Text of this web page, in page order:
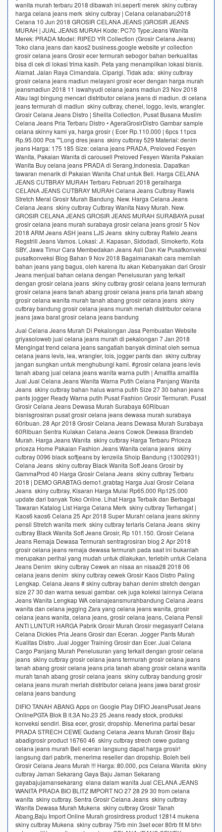
wanita murah terbaru 2018 dibawah ini.seperti merek skiny cutbray
harga celana jeans merk skiny cutbray | Celana celanabaru2018
Celana 10 Jun 2018 GROSIR CELANA JEANS |GROSIR JEANS
MURAH | JUAL JEANS MURAH Kode: PC70 Type:Jeans Wanita
Merek: PRADA Model: RIPED YR Collection (Grosir Celana Jeans)
Toko clana jeans dan kaos2 business.google website yr collection
grosir celana jeans Grosir ecer termurah sebogor bahan berkualitas
bisa di cek di lokasi trima kasih. Peta yang menampilkan lokasi bisnis.
Alamat. Jalan Raya Cimandala. Ciparigi. Tidak ada: skiny cutbray
grosir celana jeans madiun melayani grosir ecer dengan harga murah
jeansmadiun 2018 11 iswahyudi celana jeans madiun 23 Nov 2018
Atau lagi bingung mencari distributor celana jeans di madiun. di celana
jeans termurah di madiun skiny cutbray, chenel, loggo, levis, wrangler.
Grosir Celana Jeans Distro | Sheilla Collection, Pusat Busana Muslim
Celana Jeans Pria Terbaru Distro • AgeraGrosirDistro Gambar sample
celana skinny kami ya, harga grosir ( Ecer Rp.110.000 | 6pcs 11pcs
Rp.95.000 Pcs ""Long dres jeans skiny cutbray 529 Material: denim
jeans Harga: 175 185 Size: celana jeans PRADA, Preloved Fesyen
Wanita, Pakaian Wanita di carousell Preloved Fesyen Wanita Pakaian
Wanita Buy celana jeans PRADA di Serang,Indonesia. Dapatkan
tawaran menarik di Pakaian Wanita Chat untuk Beli. Harga CELANA
JEANS CUTBRAY MURAH Terbaru Februari 2018 geraiharga
CELANA JEANS CUTBRAY MURAH Celana Jeans Cutbray Rawis
Stretch Meral Grosir Murah Bandung. New. Harga Celana Jeans
Celana Jeans skiny cutbray Cutbray Wanita Navy Murah. New.
GROSIR CELANA JEANS GROSIR JEANS MURAH SURABAYA pusat
grosir celana jeans murah surabaya grosir celana jeans grosir 5 Nov
2018 ARM Jeans ASH jeans LJS Jeans skiny cutbray Rafelo Jeans
Regstrill Jeans Vamos. Lokasi: Jl. Kapasan, Sidodadi, Simokerto, Kota
SBY, Jawa Timur Cara Membedakan Jeans Asli Dan Kw Pusatkonveksi
pusatkonveksi Blog Bahan 9 Nov 2018 Bagaimanakah cara memilah
bahan jeans yang bagus, oleh karena itu akan Kebanyakan dari Grosir
Jeans menjual bahan celana dengan Penelusuran yang terkait
dengan grosir celana jeans skiny cutbray grosir celana jeans termurah
grosir celana jeans tanah abang grosir celana jeans pria tanah abang
grosir celana wanita murah tanah abang grosir celana jeans skiny
cutbray bandung grosir celana jeans murah meriah distributor celana
jeans jawa barat grosir celana jeans bandung
Jual Celana Jeans Murah Di Pekalongan Jasa Pembuatan Website
griyasoloweb jual celana jeans murah di pekalongan 7 Jan 2018
Mengingat trend celana jeans sangatlah banyak diminat oleh semua
celana jeans levis, lea, wrangler, lois, jogger pants dan skiny cutbray
jangan sungkan untuk menghubungi kami. #grosir celana jeans levis
tanah abang jual celana jeans wanita warna putih | Amalfila amalfila
Jual Jual Celana Jeans Wanita Warna Putih Celana Panjang Wanita
Jeans skiny cutbray bahan halus warna putih Size 27 30 bahan jeans
pants jogger Ready Warna putih Pusat Fashion Grosir Termurah. Pusat
Grosir Celana Jeans Dewasa Murah Surabaya 60Ribuan
bisnisgrosiran pusat grosir celana jeans dewasa murah surabaya
60ribuan. 28 Apr 2018 Grosir Celana Jeans Dewasa Murah Surabaya
60Ribuan Sentra Kulakan Celana Jeans Cowok Dewasa Brandeb
Murah. Harga Jeans Wanita skiny cutbray Harga Terbaru Priceza
priceza Home Pakaian Fashion Jeans Wanita celana jeans skiny
cutbray 0096 black softjeans by Ienzeila Shoip Bandung (13002931)
Celana Jeans skiny cutbray Black Wanita Soft Jeans Grosir by
GammaProd 40 Harga Grosir Celana Jeans skiny cutbray Terbaru
2018 | DEMO GRABTAG demo1.grabtag Harga Jual Grosir Celana
Jeans skiny cutbray, Kisaran Harga Mulai Rp65.000 Rp125.000
update dari banyak Toko Online. Lihat Harga Terbaik dan Berbagai
Tawaran Katalog List Harga Celana Merk skiny cutbray Terhangat |
Kaos6 kaos6 Celana 25 Apr 2018 Super Murah! celana jeans skinny
pensil Stretch wanita merk skiny cutbray terlaris Celana Jeans skiny
cutbray Black Wanita Soft Jeans Grosir, Rp 101.150. Grosir Celana
Jeans Remaja Dewasa Termurah sentragrosiran blog 2 Apr 2018
grosir celana jeans remaja dewasa termurah pada saat ini bukanlah
merupakan perihal yang mudah untuk dilakukan, terlebih untuk Celana
Jeans Denim skiny cutbray Cewek an nisaa an nisaa28 2018 06
celana jeans denim skiny cutbray cewek Grosir Kaos Distro Paling
Lengkap. Celana Jeans # skiny cutbray bahan denim stretch dengan
size 27 30 dan warna sesuai gambar. cek juga koleksi lainnya Celana
Jeans Wanita Lengkap WA celanajeansmurahbandung Celana Jeans
wanita dan celana jegging Zara yang celana jeans wanita, grosir
celana jeans wanita, celana jeans, grosir celana jeans, Celana Pensil
ANTI LUNTUR HARGA Pabrik Grosir Murah Grosir megasyarif Celana
Celana Dickies Pria Jeans Grosir dan Eceran. Jogger Pants Murah
Kualitas Distro. Jual Jogger Training Grosir dan Ecer. Jual Celana
Cargo Panjang Murah Penelusuran yang terkait dengan grosir celana
jeans skiny cutbray grosir celana jeans termurah grosir celana jeans
tanah abang grosir celana jeans pria tanah abang grosir celana wanita
murah tanah abang grosir celana jeans skiny cutbray bandung grosir
celana jeans murah meriah distributor celana jeans jawa barat grosir
celana jeans bandung
DIFIO TANAH ABANG Apps on Google Play DIFIO JeansPusat Jeans
OnlinePGTA Blok B lt.3A No.23 25 Jeans ready stock, produksi
konveksi sendiri. Bisa ecer, grosir, dropship. Menerima partai besar
PRADA STRECH CEWE Gudang Celana Jeans Murah Grosir Baju
abadigrosir product 16760 46 skiny cutbray strech cewe gudang
celana jeans murah Beli eceran langsung dapat harga grosir!
langsung dari pabrik, menerima reseller dan dropship. Boleh beli
Grosir Celana Jeans Murah !!! Harga: 80.000, pcs Celana Wanita skiny
cutbray Jaman Sekarang Gaya Baju Jaman Sekarang
gayabajujamansekarang elana dalam wanita Jual CELANA JEANS
WANITA PRADA BIO BLITZ IMPORT NO 27 28 29 30 from celana
wanita skiny cutbray. Sentra Grosir Celana Jeans skiny cutbray
Wanita Dewasa Murah Mukena skiny cutbray Grosir Tanah
Abang,Baju Import Online Murah grosirdress product 12814 mukena
skiny cutbray Mukena skiny cutbray 75rb min 3set ecer 80rb fit M bhn